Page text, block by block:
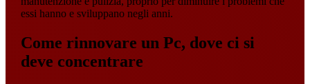
essi hanno e sviluppano negli anni.
Come rinnovare un Pc, dove ci si
deve concentrare